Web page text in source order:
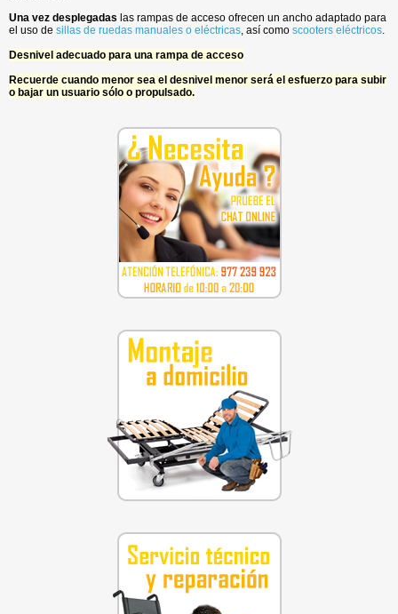
Una vez desplegadas las rampas de acceso ofrecen un ancho adaptado para
el uso de sillas de ruedas manuales o eléctricas, así como scooters eléctricos.
Desnivel adecuado para una rampa de acceso
Recuerde cuando menor sea el desnivel menor será el esfuerzo para subir
o bajar un usuario sólo o propulsado.